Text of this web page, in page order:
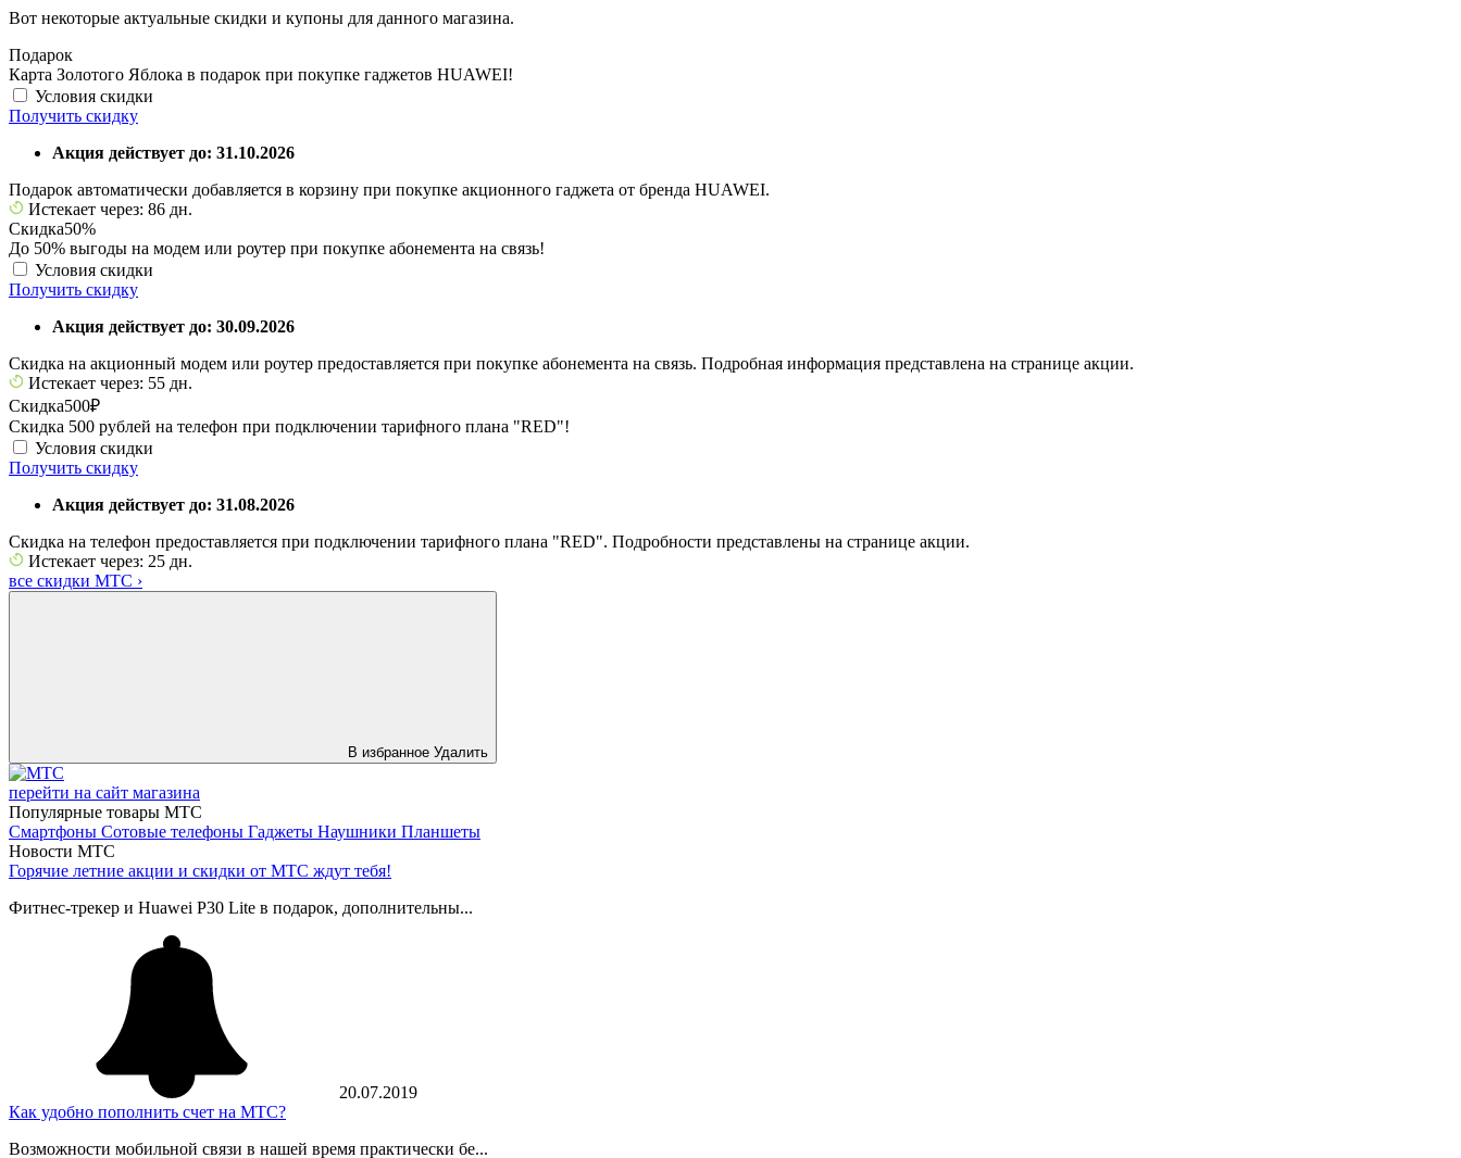
Вот некоторые актуальные скидки и купоны для данного магазина.
Подарок
Карта Золотого Яблока в подарок при покупке гаджетов HUAWEI!
Условия скидки
Получить скидку
Акция действует до: 31.10.2026
Подарок автоматически добавляется в корзину при покупке акционного гаджета от бренда HUAWEI.
Истекает через: 86 дн.
Скидка50%
До 50% выгоды на модем или роутер при покупке абонемента на связь!
Условия скидки
Получить скидку
Акция действует до: 30.09.2026
Скидка на акционный модем или роутер предоставляется при покупке абонемента на связь. Подробная информация представлена на странице акции.
Истекает через: 55 дн.
Скидка500₽
Скидка 500 рублей на телефон при подключении тарифного плана "RED"!
Условия скидки
Получить скидку
Акция действует до: 31.08.2026
Скидка на телефон предоставляется при подключении тарифного плана "RED". Подробности представлены на странице акции.
Истекает через: 25 дн.
все скидки МТС ›
В избранное Удалить
перейти на сайт магазина
Популярные товары МТС
Смартфоны Сотовые телефоны Гаджеты Наушники Планшеты
Новости МТС
Горячие летние акции и скидки от МТС ждут тебя!
Фитнес-трекер и Huawei P30 Lite в подарок, дополнительны...
20.07.2019
Как удобно пополнить счет на МТС?
Возможности мобильной связи в нашей время практически бе...